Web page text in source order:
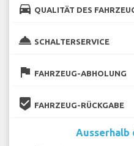
directions_car QUALITÄT DES
room_service SCHALTERSERVICE
flag FAHRZEUG-ABHOLUNG
beenhere FAHRZEUG-RÜCKGABE
Ausserhalb